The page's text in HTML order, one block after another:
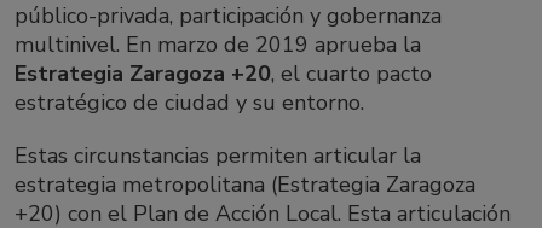
público-privada, participación y gobernanza
multinivel. En marzo de 2019 aprueba la
Estrategia Zaragoza +20, el cuarto pacto
estratégico de ciudad y su entorno.
Estas circunstancias permiten articular la
estrategia metropolitana (Estrategia Zaragoza
+20) con el Plan de Acción Local. Esta articulación